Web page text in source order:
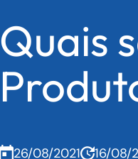
Quais
26/08/2021 16/08/